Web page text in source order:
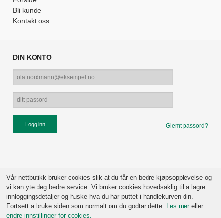
Bli kunde
Kontakt oss
DIN KONTO
Glemt passord?
Vår nettbutikk bruker cookies slik at du får en bedre kjøpsopplevelse og
vi kan yte deg bedre service. Vi bruker cookies hovedsaklig til å lagre
innloggingsdetaljer og huske hva du har puttet i handlekurven din.
Fortsett å bruke siden som normalt om du godtar dette. Les mereller
endre innstillinger for cookies.